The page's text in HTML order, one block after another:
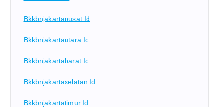
Bkkbnjakartapusat.id
Bkkbnjakartautara.id
Bkkbnjakartabarat.id
Bkkbnjakartaselatan.id
Bkkbnjakartatimur.id